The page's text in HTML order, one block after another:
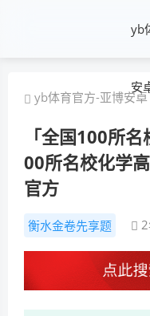
yb
安
yb体育官方-亚博安
「全国100所
00所名校化学
官方
衡水金卷先享题